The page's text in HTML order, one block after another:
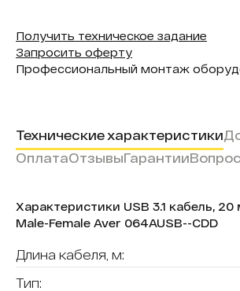
Получить техническое задание
Запросить оферту
Профессиональный монтаж
Технические характеристики
ОплатаОтзывыГарантии
Характеристики USB 3.1 кабель,
Male-Female Aver 064AUSB--CDD
Длина кабеля, м:
Тип: